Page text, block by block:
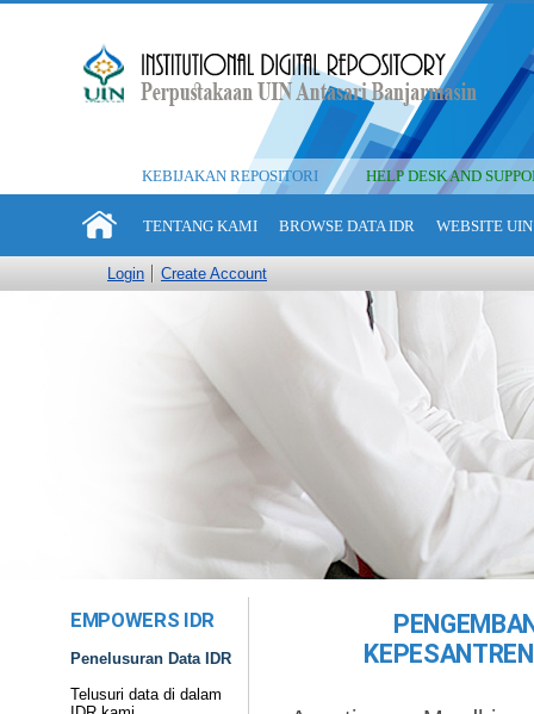
KEBIJAKAN REPOSITORI HELP DESK AND
TENTANG KAMI BROWSE DATA IDR WEBSITE
Login Create Account
EMPOWERS IDR
Penelusuran Data IDR
Telusuri data di dalam